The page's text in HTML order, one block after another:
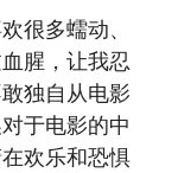
很多蠕动、
腥，让我忍
独自从电影
于电影的中
欢乐和恐惧